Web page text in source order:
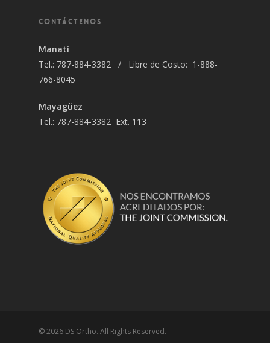
CONTÁCTENOS
Manatí
Tel.: 787-884-3382 / Libre de Costo: 1-888-
766-8045
Mayagüez
Tel.: 787-884-3382 Ext. 113
© 2026 DS Ortho. All Rights Reserved.